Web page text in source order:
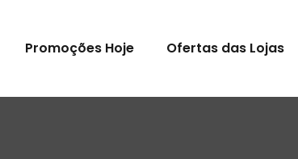
Promoções Hoje Ofertas das Lojas